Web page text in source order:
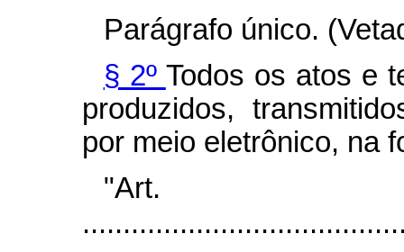
Parágrafo único.
§ 2º Todos os atos e
produzidos,
por meio eletrônico, na